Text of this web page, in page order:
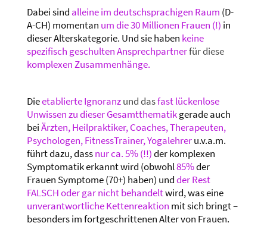
Dabei sind alleine im deutschsprachigen Raum (D-
A-CH) momentan um die 30 Millionen Frauen (!) in
dieser Alterskategorie. Und sie haben keine
spezifisch geschulten Ansprechpartnerfür diese
komplexen Zusammenhänge.
Dieetablierte Ignoranzund dasfast lückenlose
Unwissen zu dieser Gesamtthematikgerade auch
beiÄrzten, Heilpraktiker, Coaches, Therapeuten,
Psychologen, FitnessTrainer, Yogalehreru.v.a.m.
führt dazu, dassnur ca. 5% (!!)der komplexen
Symptomatik erkannt wird (obwohl85%der
Frauen Symptome (70+) haben) undder Rest
FALSCH oder gar nicht behandeltwird, was eine
unverantwortliche Kettenreaktion mit sich bringt –
besonders im fortgeschrittenen Alter von Frauen.